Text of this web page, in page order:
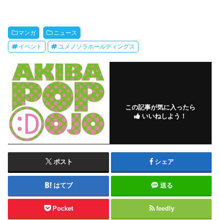
マンガ ニュース
イベント ユメノソラホールディングス
この記事が気に入ったら
いいねしよう！
ポスト シェア
はてブ 送る
Pocket feedly